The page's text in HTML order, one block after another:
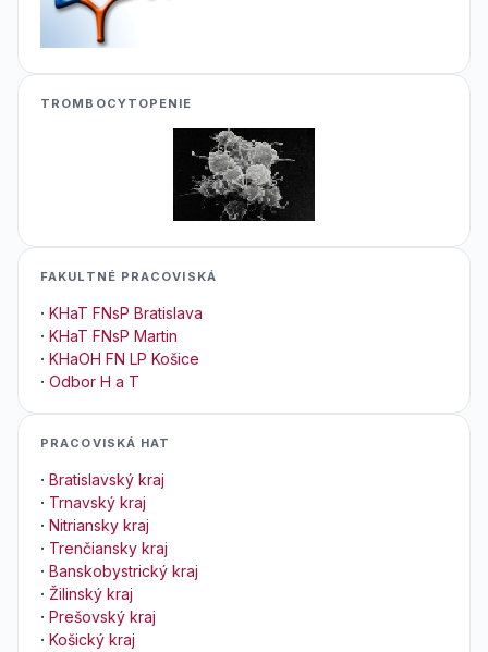
TROMBOCYTOPENIE
FAKULTNÉ PRACOVISKÁ
· KHaT FNsP Bratislava
· KHaT FNsP Martin
· KHaOH FN LP Košice
· Odbor H a T
PRACOVISKÁ HAT
· Bratislavský kraj
· Trnavský kraj
· Nitriansky kraj
· Trenčiansky kraj
· Banskobystrický kraj
· Žilinský kraj
· Prešovský kraj
· Košický kraj